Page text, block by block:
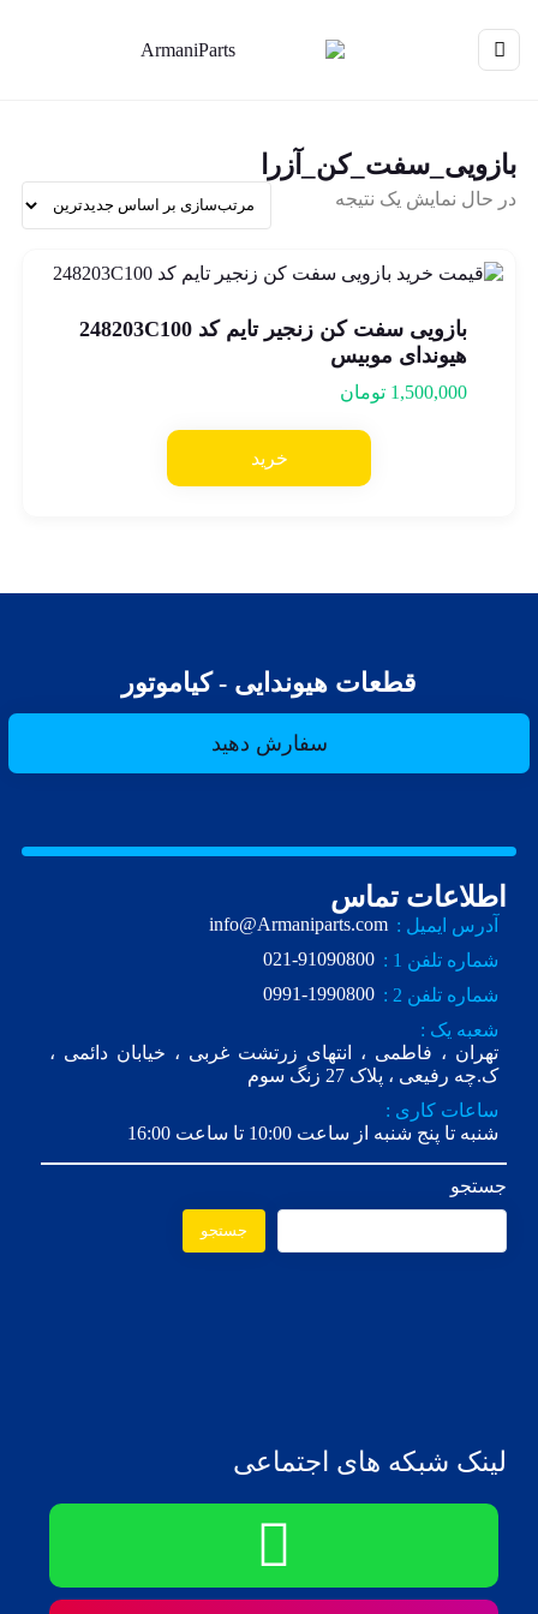
بازویی_سفت_کن_آزرا
در حال نمایش یک نتیجه
بازویی سفت کن زنجیر تایم کد 248203C100
هیوندای موبیس
1,500,000 تومان
خرید
قطعات هیوندایی - کیاموتور
سفارش دهید
اطلاعات تماس
آدرس ایمیل : info@Armaniparts.com
شماره تلفن 1 :
021-91090800
شماره تلفن 2 :
0991-1990800
شعبه یک :
تهران ، فاطمی ، انتهای زرتشت غربی ، خیابان دائمی ،
ک.چه رفیعی ، پلاک 27 زنگ سوم
ساعات کاری :
شنبه تا پنج شنبه از ساعت 10:00 تا ساعت 16:00
جستجو
جستجو
لینک شبکه های اجتماعی